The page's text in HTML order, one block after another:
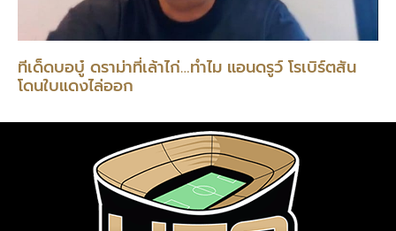
ทีเด็ดบอบู๋ ดราม่าที่เล้าไก่…ทำไม แอนดรูว์ โรเบิร์ตสัน
โดนใบแดงไล่ออก